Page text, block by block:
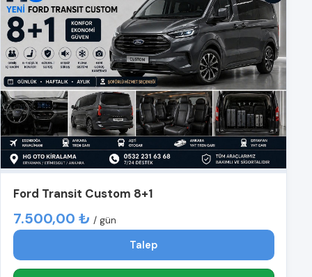
Ford Transit Custom 8+1
7.500,00 ₺ / gün
Talep